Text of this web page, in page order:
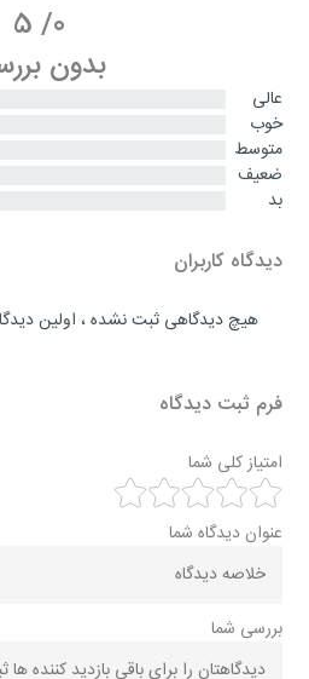
0
/
5
بدون
عالی
خوب
متوسط
ضعیف
بد
دیدگاه کاربران
هیچ دیدگاهی ثبت نشده ، اولین
فرم ثبت دیدگاه
امتیاز کلی شما
عنوان دیدگاه شما
بررسی شما